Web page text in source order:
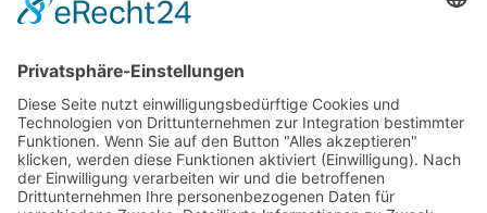
Betriebsferien
Wir befinden uns vom
19.12.2025 bis einschließlich 07.01.2026